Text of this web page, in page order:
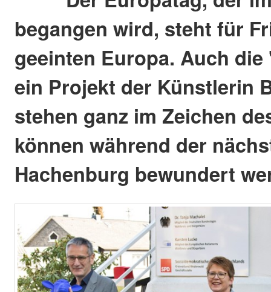
begangen wird, steht für
geeinten Europa. Auch
ein Projekt der Künstlerin
stehen ganz im Zeichen
können während der
Hachenburg bewundert